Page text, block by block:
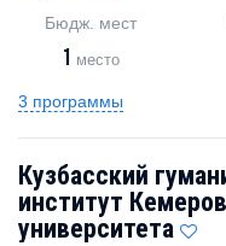
Бюдж. мест
1 место
3 программы
Кузбасский
институт
университета